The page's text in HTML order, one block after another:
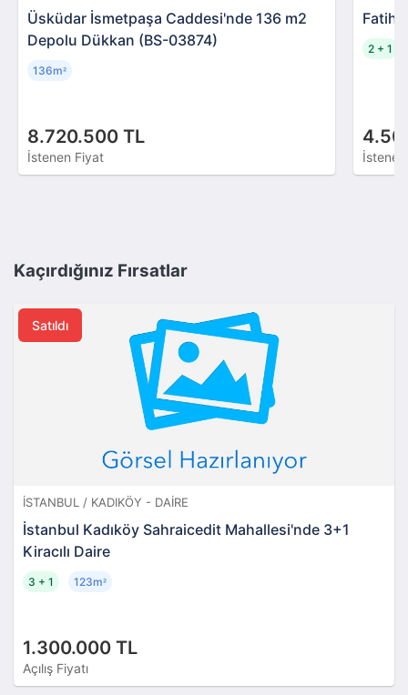
Üsküdar İsmetpaşa Caddesi'nde 136 m2
Depolu Dükkan (BS-03874)
8.720.500 TL
İstenen Fiyat
136m²
Fatih
2 + 1
Kaçırdığınız Fırsatlar
Satıldı
İSTANBUL / KADIKÖY - DAIRE
İstanbul Kadıköy Sahraicedit Mahallesi'nde 3+1
Kiracılı Daire
1.300.000 TL
Açılış Fiyatı
3 + 1 123m²